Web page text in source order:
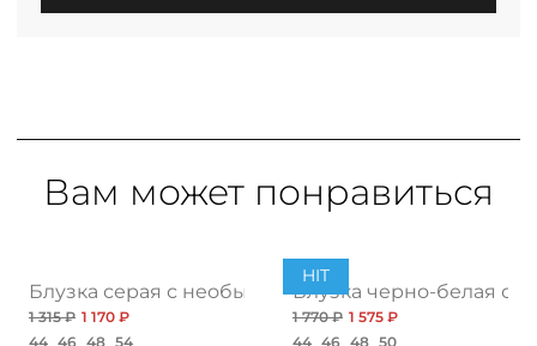
Вам может понравиться
Блузка серая с необычным воротником
1 315 ₽ 1 170 ₽
44 46 48 54
HIT
Блузка черно-белая с
1 770 ₽ 1 575 ₽
44 46 48 50